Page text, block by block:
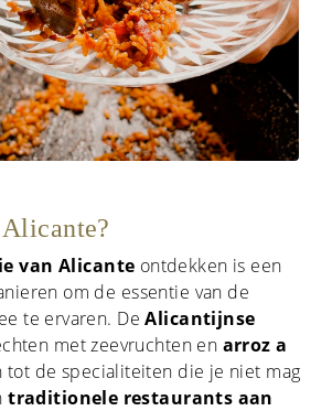
van Alicante ontdekken is een
om de essentie van de
te ervaren. DeAlicantijnse
met zeevruchten en arroz a
tot de specialiteiten die je niet mag
traditionele restaurants aan